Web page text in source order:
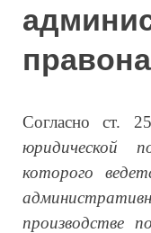
Согласно ст.
юридической
которого
производстве